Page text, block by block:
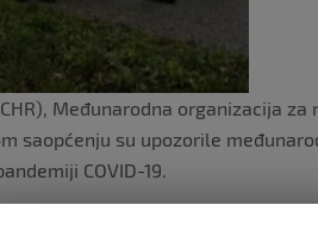
Međunarodna organizacija za
saopćenju su upozorile
COVID-19.
u zemljama u razvoju koje